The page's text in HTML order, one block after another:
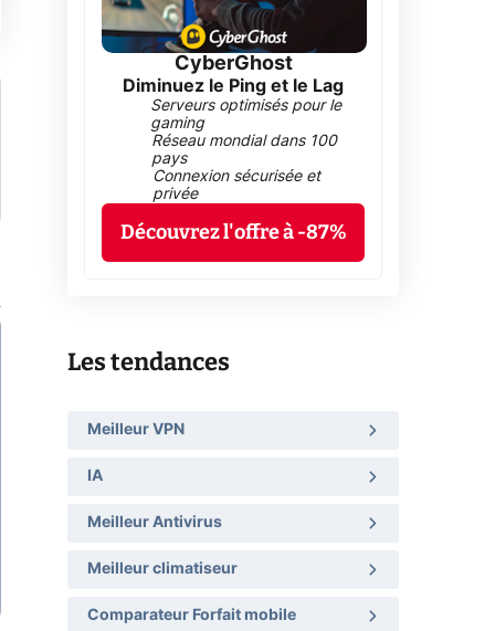
CyberGhost
Diminuez le Ping et le Lag
Serveurs optimisés pour le
gaming
Réseau mondial dans 100
pays
Connexion sécurisée et
privée
Découvrez l'offre à -87%
Les tendances
Meilleur VPN
IA
Meilleur Antivirus
Meilleur climatiseur
Comparateur Forfait mobile